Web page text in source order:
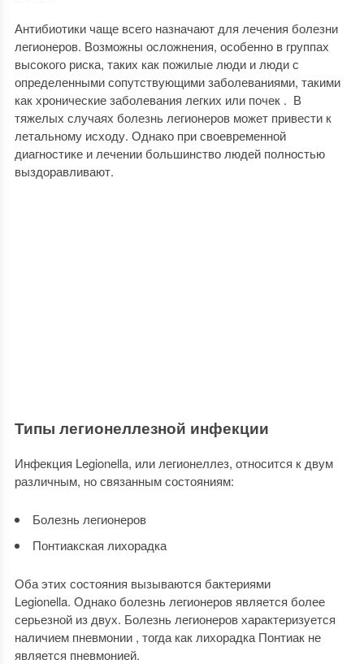
Антибиотики чаще всего назначают для лечения болезни
легионеров. Возможны осложнения, особенно в группах
высокого риска, таких как пожилые люди и люди с
определенными сопутствующими заболеваниями, такими
как хронические заболевания легких или почек . В
тяжелых случаях болезнь легионеров может привести к
летальному исходу. Однако при своевременной
диагностике и лечении большинство людей полностью
выздоравливают.
Типы легионеллезной инфекции
Инфекция Legionella, или легионеллез, относится к двум
различным, но связанным состояниям:
Болезнь легионеров
Понтиакская лихорадка
Оба этих состояния вызываются бактериями
Legionella. Однако болезнь легионеров является более
серьезной из двух. Болезнь легионеров характеризуется
наличием пневмонии , тогда как лихорадка Понтиак не
является пневмонией.